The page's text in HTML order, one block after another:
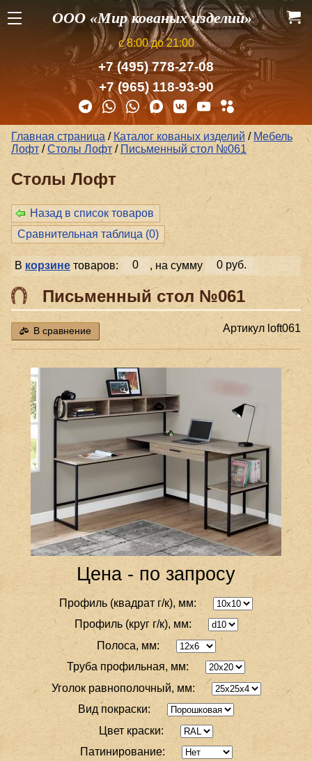
ООО «Мир кованых изделий»
с 8:00 до 21:00
+7 (495) 778-27-08
+7 (965) 118-93-90
Главная страница / Каталог кованых изделий / Мебель
Лофт /Столы Лофт / Письменный стол №061
Столы Лофт
Назад в список товаров
Сравнительная таблица (0)
В корзинетоваров: 0 , на сумму 0 руб.
Письменный стол №061
В сравнение Артикул loft061
Цена - по запросу
Профиль (квадрат г/к), мм:
Профиль (круг г/к), мм:
Полоса, мм:
Труба профильная, мм:
Уголок равнополочный, мм:
Вид покраски:
Цвет краски:
Патинирование: